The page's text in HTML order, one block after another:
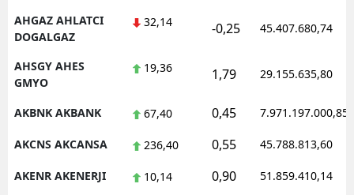
AHGAZ AHLATCI
DOGALGAZ
32,14 -0,25 45.407.680,74
AHSGY AHES
GMYO
19,36 1,79 29.155.635,80
AKBNK AKBANK 67,40 0,45 7.971.197.000,85
AKCNS AKCANSA 236,40 0,55 45.788.813,60
AKENR AKENERJI 10,14 0,90 51.859.410,14